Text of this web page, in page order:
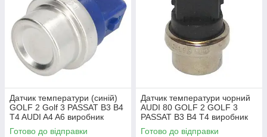
Датчик температури (синій)
GOLF 2 Golf 3 PASSAT B3 B4
T4 AUDI A4 A6 виробник
Topran Німеччина
Готово до відправки
Датчик температури чорний
AUDI 80 GOLF 2 GOLF 3
PASSAT B3 B4 T4 виробник
TOPRAN Німеччина
Готово до відправки